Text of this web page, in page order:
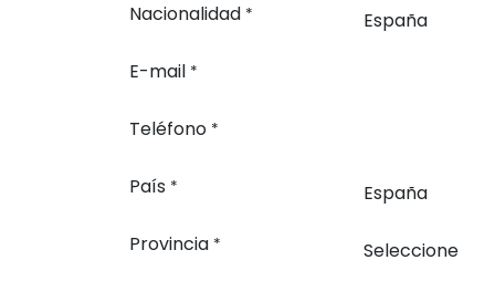
Nacionalidad *
E-mail *
Teléfono *
País *
Provincia *